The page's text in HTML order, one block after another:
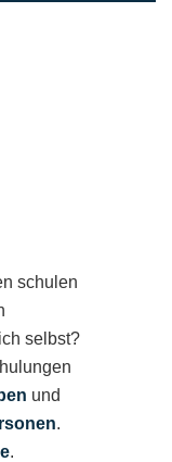
schulen
selbst?
und
.
.